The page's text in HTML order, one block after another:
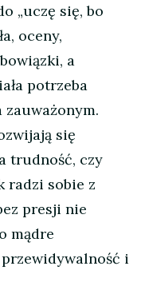
„uczę się, bo
oceny,
a
potrzeba
się
trudność, czy
radzi sobie z
presji nie
mądre
i